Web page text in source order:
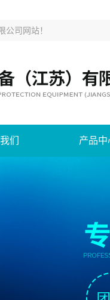
公司网站！
们 产品中